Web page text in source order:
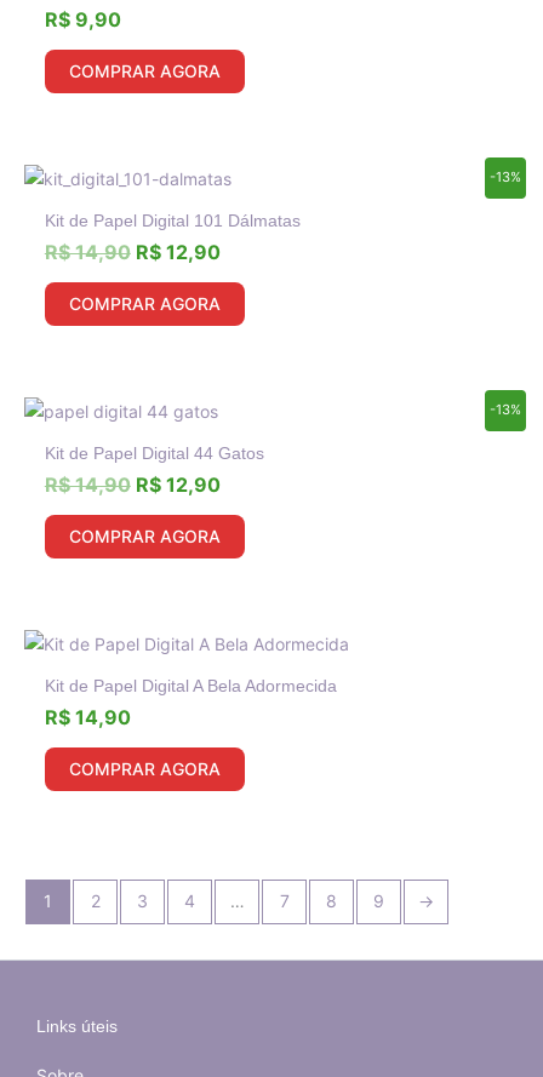
R$9,90
COMPRAR AGORA
-13%
Kit de Papel Digital 101 Dálmatas
R$14,90
O
original
era:
R$12,90
O
atual
é:
COMPRAR AGORA
-13%
Kit de Papel Digital 44 Gatos
R$14,90
O
original
era:
R$12,90
atual
é:
COMPRAR AGORA
Kit de Papel Digital A Bela Adormecida
R$14,90
COMPRAR AGORA
1 2 3 4 … 7 8 9 →
Links úteis